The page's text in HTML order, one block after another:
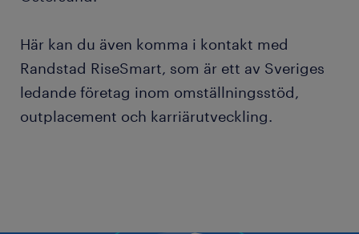
Här kan du även komma i kontakt med
Randstad RiseSmart, som är ett av Sveriges
ledande företag inom omställningsstöd,
outplacement och karriärutveckling.